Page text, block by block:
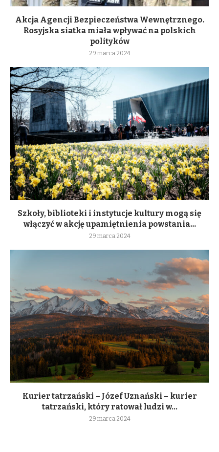
Akcja Agencji Bezpieczeństwa Wewnętrznego.
Rosyjska siatka miała wpływać na polskich
polityków
29 marca 2024
Szkoły, biblioteki i instytucje kultury mogą się
włączyć w akcję upamiętnienia powstania...
29 marca 2024
Kurier tatrzański – Józef Uznański – kurier
tatrzański, który ratował ludzi w...
29 marca 2024